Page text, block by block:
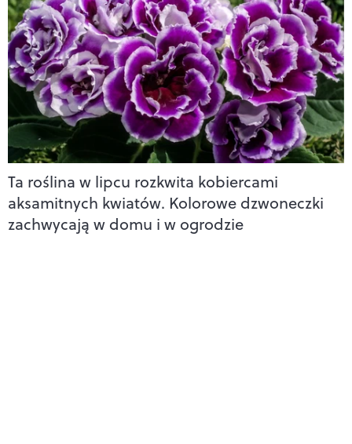
Ta roślina w lipcu rozkwita kobiercami
aksamitnych kwiatów. Kolorowe dzwoneczki
zachwycają w domu i w ogrodzie